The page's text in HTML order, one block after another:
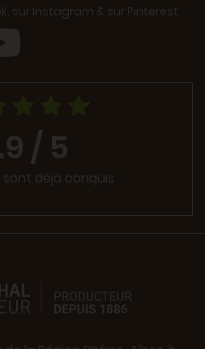
sur Instagram & sur Pinterest.
/ 5
sont déjà conquis